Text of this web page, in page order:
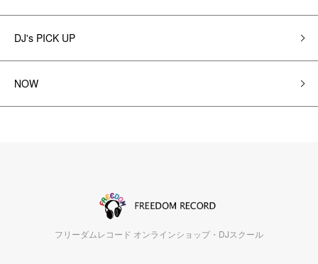
DJ's PICK UP
NOW
フリーダムレコード オンラインショップ・DJスクール